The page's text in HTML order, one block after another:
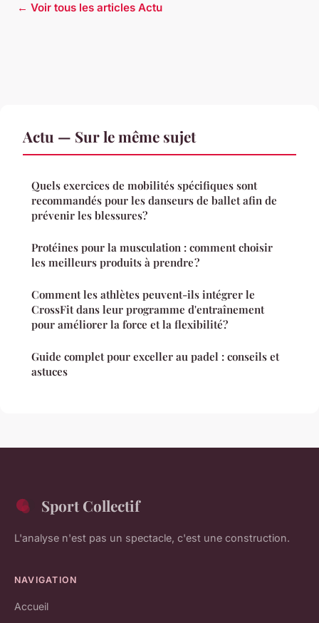
← Voir tous les articles Actu
Actu — Sur le même sujet
Quels exercices de mobilités spécifiques sont
recommandés pour les danseurs de ballet afin de
prévenir les blessures?
Protéines pour la musculation : comment choisir
les meilleurs produits à prendre ?
Comment les athlètes peuvent-ils intégrer le
CrossFit dans leur programme d'entraînement
pour améliorer la force et la flexibilité?
Guide complet pour exceller au padel : conseils et
astuces
Sport Collectif
L'analyse n'est pas un spectacle, c'est une construction.
NAVIGATION
Accueil